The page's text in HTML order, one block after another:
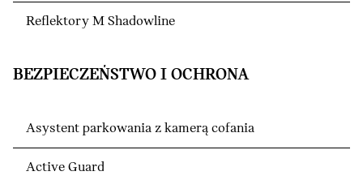
Reflektory M Shadowline
BEZPIECZEŃSTWO I OCHRONA
Asystent parkowania z kamerą cofania
Active Guard